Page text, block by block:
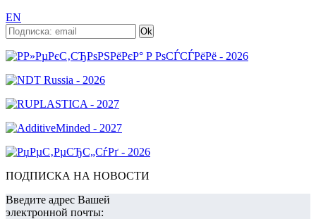
EN
ПОДПИСКА НА НОВОСТИ
Введите адрес Вашей
электронной почты: